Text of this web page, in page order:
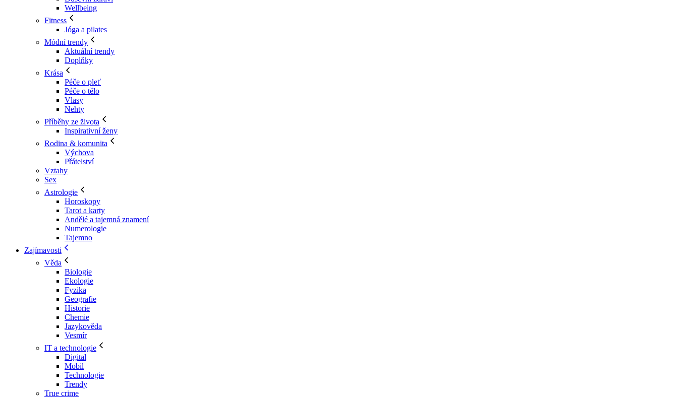
Wellbeing
Fitness
Jóga a pilates
Módní trendy
Aktuální trendy
Doplňky
Krása
Péče o pleť
Péče o tělo
Vlasy
Nehty
Příběhy ze života
Inspirativní ženy
Rodina & komunita
Výchova
Přátelství
Vztahy
Sex
Astrologie
Horoskopy
Tarot a karty
Andělé a tajemná znamení
Numerologie
Tajemno
Zajímavosti
Věda
Biologie
Ekologie
Fyzika
Geografie
Historie
Chemie
Jazykověda
Vesmír
IT a technologie
Digital
Mobil
Technologie
Trendy
True crime